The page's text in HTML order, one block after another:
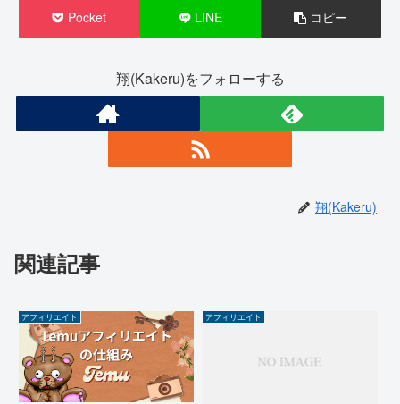
Pocket LINE コピー
翔(Kakeru)をフォローする
翔(Kakeru)
関連記事
アフィリエイト アフィリエイト